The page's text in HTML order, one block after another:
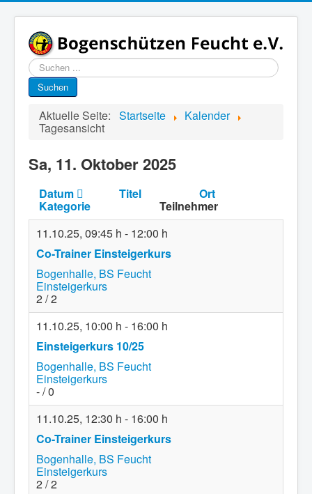
Suchen
...
Suchen
Aktuelle Seite: Startseite Kalender
Tagesansicht
Sa, 11. Oktober 2025
Datum Titel Ort
Kategorie
Teilnehmer
11.10.25, 09:45 h - 12:00 h
Co-Trainer Einsteigerkurs
Bogenhalle, BS Feucht
Einsteigerkurs
2 / 2
11.10.25, 10:00 h - 16:00 h
Einsteigerkurs 10/25
Bogenhalle, BS Feucht
Einsteigerkurs
- / 0
11.10.25, 12:30 h - 16:00 h
Co-Trainer Einsteigerkurs
Bogenhalle, BS Feucht
Einsteigerkurs
2 / 2